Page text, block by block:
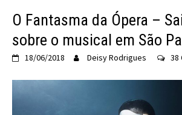
O Fantasma da Ópera –
sobre o musical em São
18/06/2018 Deisy Rodrigues 38